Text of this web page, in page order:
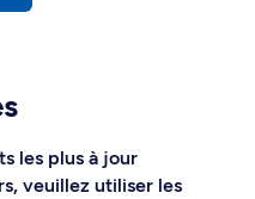
les plus à jour
veuillez utiliser les